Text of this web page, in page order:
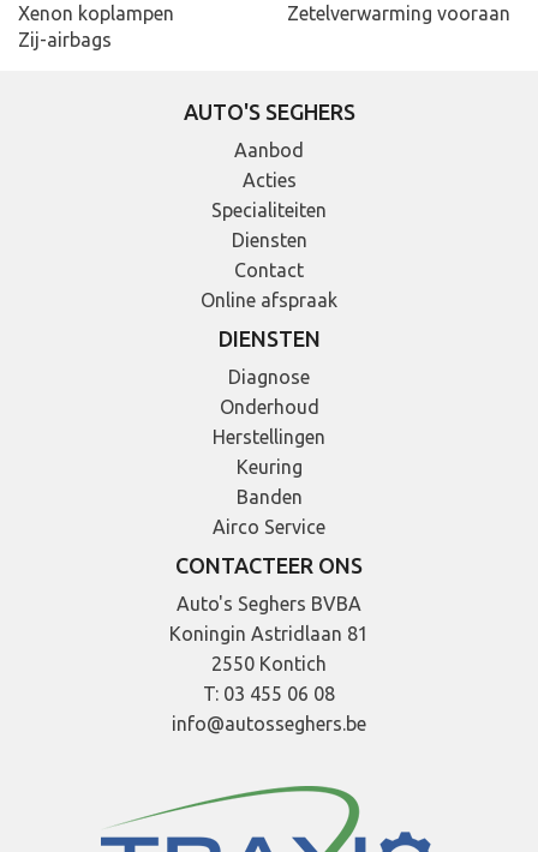
Xenon koplampen
Zetelverwarming vooraan
Zij-airbags
AUTO'S SEGHERS
Aanbod
Acties
Specialiteiten
Diensten
Contact
Online afspraak
DIENSTEN
Diagnose
Onderhoud
Herstellingen
Keuring
Banden
Airco Service
CONTACTEER ONS
Auto's Seghers BVBA
Koningin Astridlaan 81
2550 Kontich
T: 03 455 06 08
info@autosseghers.be